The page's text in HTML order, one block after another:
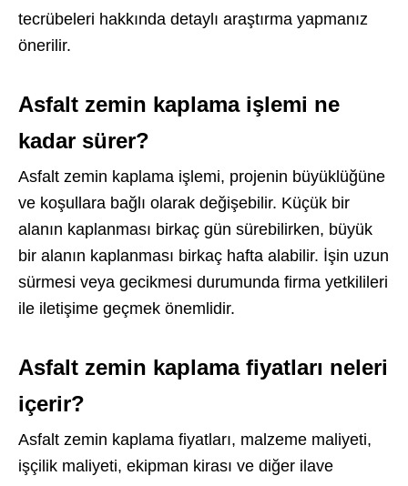
tecrübeleri hakkında detaylı araştırma yapmanız
önerilir.
Asfalt zemin kaplama işlemi ne
kadar sürer?
Asfalt zemin kaplama işlemi, projenin büyüklüğüne
ve koşullara bağlı olarak değişebilir. Küçük bir
alanın kaplanması birkaç gün sürebilirken, büyük
bir alanın kaplanması birkaç hafta alabilir. İşin uzun
sürmesi veya gecikmesi durumunda firma yetkilileri
ile iletişime geçmek önemlidir.
Asfalt zemin kaplama fiyatları neleri
içerir?
Asfalt zemin kaplama fiyatları, malzeme maliyeti,
işçilik maliyeti, ekipman kirası ve diğer ilave